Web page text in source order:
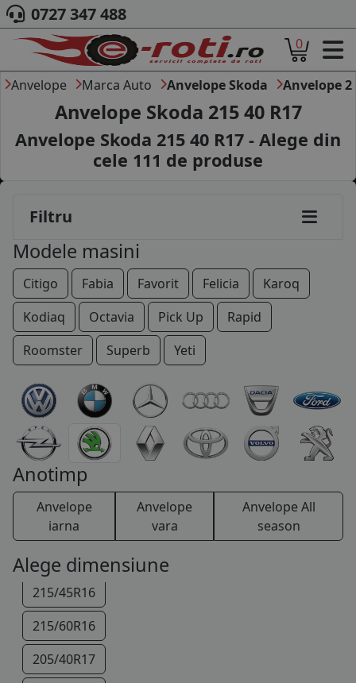
ACASA
DESPRE NOI
ANVELOPE
AUTO
CAMION
MOTO
MARCA AUTO
BLOG
B2B - COLABORARE COMPANII
CONT
CONTACT
0727 347 488
0
Anvelope Marca Auto Anvelope Skoda Anvelope
Anvelope Skoda 215 40 R17
Anvelope Skoda 215 40 R17 - Alege din
cele 111 de produse
Filtru
Modele masini
Citigo Fabia Favorit Felicia
Karoq
Kodiaq
Octavia Pick Up
Rapid
Roomster
Superb Yeti
Anotimp
Anvelope
iarna
Anvelope
vara
Anvelope All
season
Alege dimensiune
165/70R14
175/60R14
175/65R14
175/80R14
185/65R14
185/55R15
185/60R15
195/50R15
195/55R15
195/65R15
205/55R15
205/60R15
185/50R16
205/45R16
205/55R16
215/45R16
215/60R16
205/40R17